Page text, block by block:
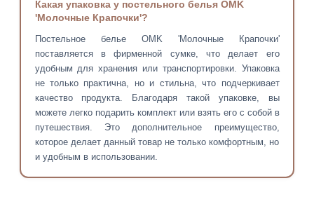
Какая упаковка у постельного белья OMK
'Молочные Крапочки'?
Постельное белье OMK 'Молочные Крапочки'
поставляется в фирменной сумке, что делает его
удобным для хранения или транспортировки. Упаковка
не только практична, но и стильна, что подчеркивает
качество продукта. Благодаря такой упаковке, вы
можете легко подарить комплект или взять его с собой в
путешествия. Это дополнительное преимущество,
которое делает данный товар не только комфортным, но
и удобным в использовании.